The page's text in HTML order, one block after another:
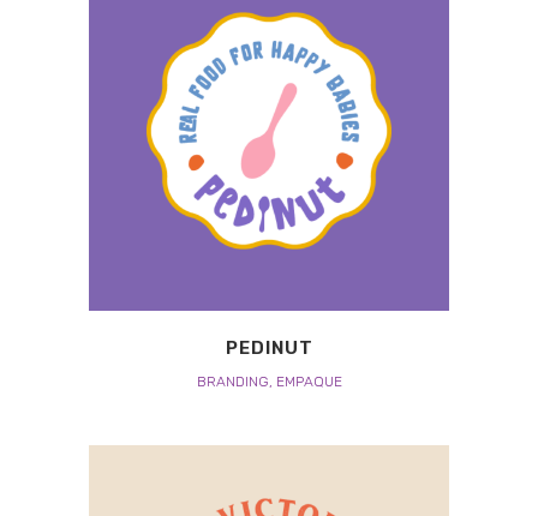
PEDINUT
BRANDING, EMPAQUE